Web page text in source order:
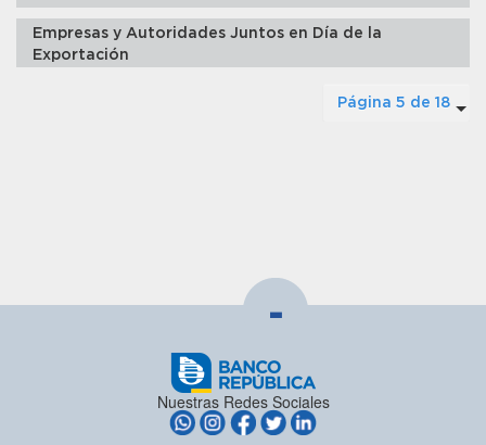
Empresas y Autoridades Juntos en Día de la
Exportación
Página 5 de 18
-
Nuestras Redes Sociales